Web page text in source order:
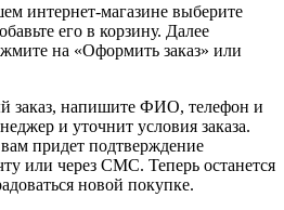
интернет-магазине выберите
его в корзину. Далее
на «Оформить заказ» или
заказ, напишите ФИО, телефон и
и уточнит условия заказа.
вам придет подтверждение
или через СМС. Теперь останется
новой покупке.